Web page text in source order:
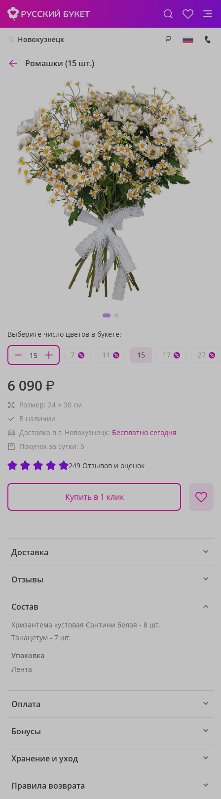
Новокузнецк
Ромашки (15 шт.)
Выберите число цветов в букете:
7 11 15 17 27
6 090 ₽
Размер: 24 × 30 см
В наличии
Доставка в г. Новокузнецк: Бесплатно сегодня
Покупок за сутки: 5
249 Отзывов и оценок
Купить в 1 клик
Доставка
Отзывы
Состав
Хризантема кустовая Сантини белая - 8 шт.
Танацетум - 7 шт.
Упаковка
Лента
Оплата
Бонусы
Хранение и уход
Правила возврата